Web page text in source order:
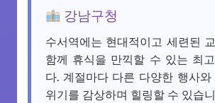
강남구청
수서역에는 현대적이고 세련된
함께 휴식을 만끽할 수 있는 최
다. 계절마다 다른 다양한 행사
위기를 감상하며 힐링할 수 있습